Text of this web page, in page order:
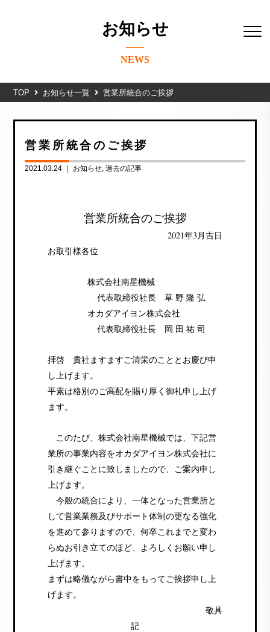
お知らせ
NEWS
TOP お知らせ一覧 営業所統合のご挨拶
営業所統合のご挨拶
2021.03.24 ｜ お知らせ 過去の記事
営業所統合のご挨拶
2021年3月吉日
お取引様各位
株式会社南星機械
代表取締役社長 草 野 隆 弘
オカダアイヨン株式会社
代表取締役社長 岡 田 祐 司
拝啓 貴社ますますご清栄のこととお慶び申
し上げます。
平素は格別のご高配を賜り厚く御礼申し上げ
ます。
このたび、株式会社南星機械では、下記営
業所の事業内容をオカダアイヨン株式会社に
引き継ぐことに致しましたので、ご案内申し
上げます。
今般の統合により、一体となった営業所と
して営業業務及びサポート体制の更なる強化
を進めて参りますので、何卒これまでと変わ
らぬお引き立てのほど、よろしくお願い申し
上げます。
まずは略儀ながら書中をもってご挨拶申し上
げます。
敬具
記